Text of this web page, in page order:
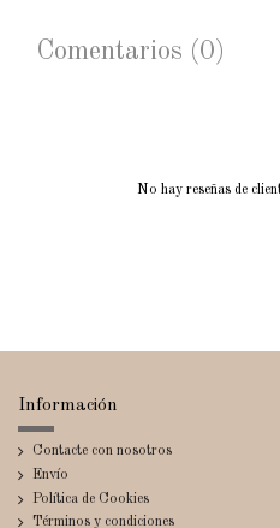
Comentarios (0)
No hay reseñas de
Información
Contacte con nosotros
Envío
Política de Cookies
Términos y condiciones